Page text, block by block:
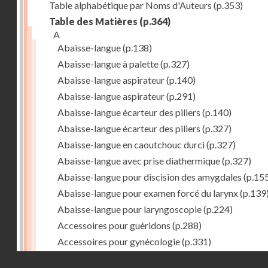
Table alphabétique par Noms d'Auteurs (p.353)
Table des Matières (p.364)
A
Abaisse-langue(p.138)
Abaisse-langue à palette(p.327)
Abaisse-langue aspirateur(p.140)
Abaisse-langue aspirateur(p.291)
Abaisse-langue écarteur des piliers (p.140)
Abaisse-langue écarteur des piliers (p.327)
Abaisse-langue en caoutchouc durci(p.327)
Abaisse-langue avec prise diathermique(p.327)
Abaisse-langue pour discision des amygdales
Abaisse-langue pour examen forcé du larynx
Abaisse-langue pour laryngoscopie(p.224)
Accessoires pour guéridons (p.288)
Accessoires pour gynécologie(p.331)